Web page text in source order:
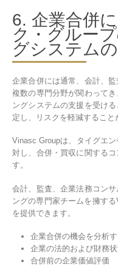
6. 企業合併
ク・グルー
グシステムの
企業合併には通常、会計、
複数の専門分野が関わって
ングシステムの支援を受け
定し、リスクを軽減すること
Vinasc Groupは、タイグエ
対し、合併・買収に関する
す。
会計、監査、企業法務コン
ングの専門家チームを擁す
を提供できます。
企業合併の機会を分析
企業の法的および財務状
合併前の企業価値評価